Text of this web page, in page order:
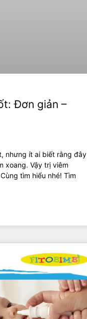
Đơn giản –
nhưng ít ai biết rằng đây
xoang. Vậy trị viêm
tìm hiểu nhé! Tìm